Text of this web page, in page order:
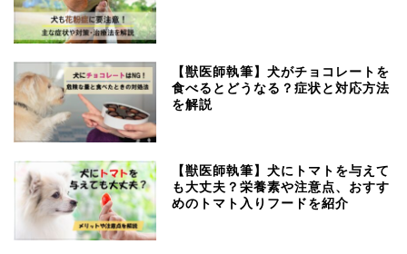
【獣医師執筆】犬がチョコレートを
食べるとどうなる？症状と対応方法
を解説
【獣医師執筆】犬にトマトを与えて
も大丈夫？栄養素や注意点、おすす
めのトマト入りフードを紹介